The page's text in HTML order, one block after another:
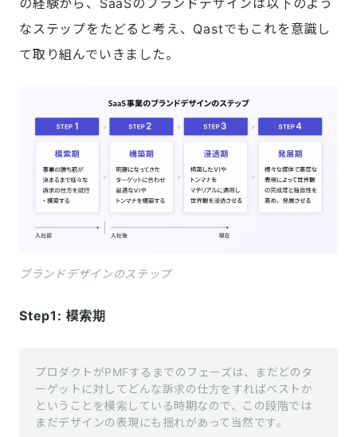
なステップをたどると考え、Qastでもこれを意識し
て取り組んでいきました。
ブランドデザインのステップ
Step1: 模索期
プロダクトがPMFするまでのフェーズは、まだどのタ
ーゲットに対してどんな訴求の仕方をすればベストか
ということを模索している時期なので、この段階では
まだデザインの表現にも揺れがあって当然です。